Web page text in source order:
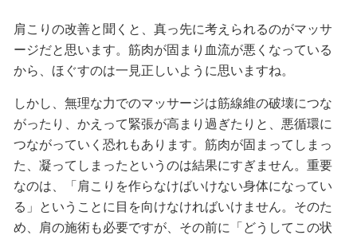
肩こりの改善と聞くと、真っ先に考えられるのがマッサ
ージだと思います。筋肉が固まり血流が悪くなっている
から、ほぐすのは一見正しいように思いますね。
しかし、無理な力でのマッサージは筋線維の破壊につな
がったり、かえって緊張が高まり過ぎたりと、悪循環に
つながっていく恐れもあります。筋肉が固まってしまっ
た、凝ってしまったというのは結果にすぎません。重要
なのは、「肩こりを作らなけばいけない身体になってい
る」ということに目を向けなければいけません。そのた
め、肩の施術も必要ですが、その前に「どうしてこの状